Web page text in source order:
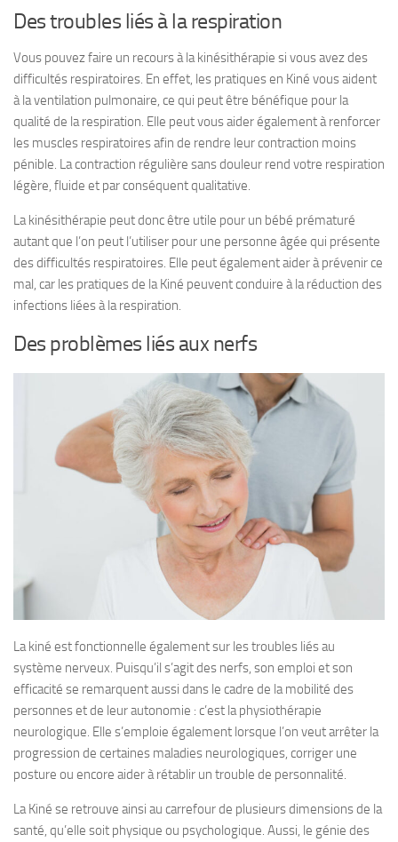
Des troubles liés à la respiration
Vous pouvez faire un recours à la kinésithérapie si vous avez des
difficultés respiratoires. En effet, les pratiques en Kiné vous aident
à la ventilation pulmonaire, ce qui peut être bénéfique pour la
qualité de la respiration. Elle peut vous aider également à renforcer
les muscles respiratoires afin de rendre leur contraction moins
pénible. La contraction régulière sans douleur rend votre respiration
légère, fluide et par conséquent qualitative.
La kinésithérapie peut donc être utile pour un bébé prématuré
autant que l’on peut l’utiliser pour une personne âgée qui présente
des difficultés respiratoires. Elle peut également aider à prévenir ce
mal, car les pratiques de la Kiné peuvent conduire à la réduction des
infections liées à la respiration.
Des problèmes liés aux nerfs
La kiné est fonctionnelle également sur les troubles liés au
système nerveux. Puisqu’il s’agit des nerfs, son emploi et son
efficacité se remarquent aussi dans le cadre de la mobilité des
personnes et de leur autonomie : c’est la physiothérapie
neurologique. Elle s’emploie également lorsque l’on veut arrêter la
progression de certaines maladies neurologiques, corriger une
posture ou encore aider à rétablir un trouble de personnalité.
La Kiné se retrouve ainsi au carrefour de plusieurs dimensions de la
santé, qu’elle soit physique ou psychologique. Aussi, le génie des